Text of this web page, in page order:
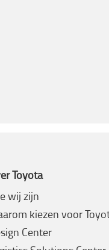
Toyota
wij zijn
kiezen voor
Center